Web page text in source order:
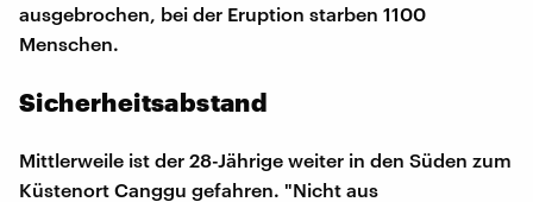
ausgebrochen, bei der Eruption starben 1100
Menschen.
Sicherheitsabstand
Mittlerweile ist der 28-Jährige weiter in den Süden zum
Küstenort Canggu gefahren. "Nicht aus